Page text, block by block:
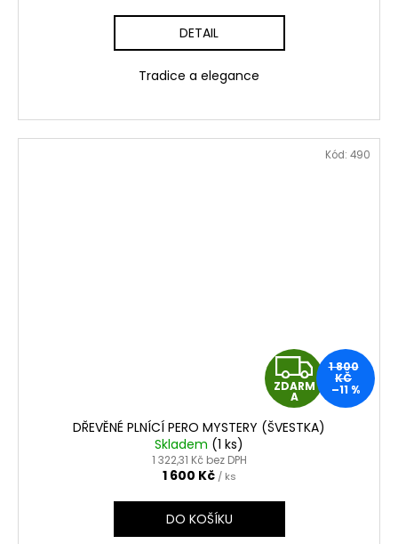
DETAIL
Tradice a elegance
Z
D
A
ZDARM
A
1 800
KČ
–11 %
DŘEVĚNÉ PLNÍCÍ PERO MYSTERY (ŠVESTKA)
Skladem (1 ks)
1 322,31 Kč bez DPH
1 600 Kč / ks
DO KOŠÍKU
Kód: 490